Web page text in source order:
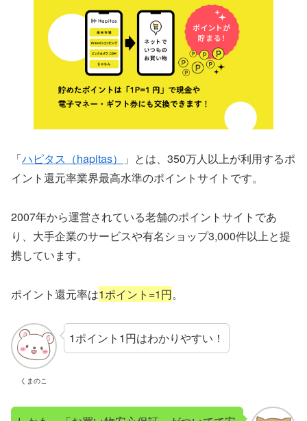
「ハピタス（hapitas）
」とは、350万人以上が利用するポ
イント還元率業界最高水準のポイントサイトです。
2007年から運営されている老舗のポイントサイトであ
り、大手企業のサービスや有名ショップ3,000件以上と提
携しています。
ポイント還元率は1ポイント=1円。
くまのこ
1ポイント1円はわかりやすい！